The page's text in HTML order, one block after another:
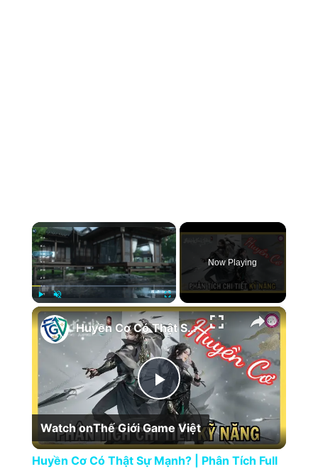
×
Play Unmute Fullscreen
Now Playing
×
Play Video
Huyền Cơ Có Thật Sự Mạnh? | Phân Tích Full Kỹ Năng Môn Phái Tầm Xa – Nghịch Thủy Hàn
Watch onThế Giới Game Việt
Huyền Cơ Có Thật Sự Mạnh? | Phân Tích Full